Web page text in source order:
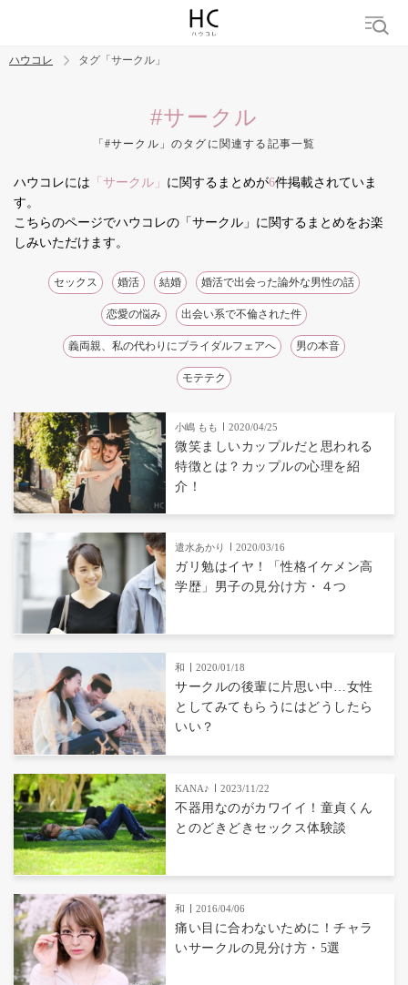
結婚 セックス カップル 男の本音 モテテク 婚活
ハウコレ タグ「サークル」
#サークル
「#サークル」のタグに関連する記事一覧
ハウコレには 「サークル」 に関するまとめが6件掲載されていま
す。
こちらのページでハウコレの「サークル」に関するまとめをお楽
しみいただけます。
セックス 婚活 結婚 婚活で出会った論外な男性の話
恋愛の悩み 出会い系で不倫された件
義両親、私の代わりにブライダルフェアへ 男の本音
モテテク
小嶋 もも 2020/04/25
微笑ましいカップルだと思われる
特徴とは？カップルの心理を紹
介！
遣水あかり 2020/03/16
ガリ勉はイヤ！「性格イケメン高
学歴」男子の見分け方・４つ
和 2020/01/18
サークルの後輩に片思い中…女性
としてみてもらうにはどうしたら
いい？
KANA♪ 2023/11/22
不器用なのがカワイイ！童貞くん
とのどきどきセックス体験談
和 2016/04/06
痛い目に合わないために！チャラ
いサークルの見分け方・5選